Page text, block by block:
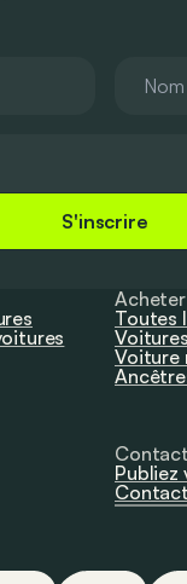
S'inscrire
Acheter
Toutes
Voiture
Contact
Publiez